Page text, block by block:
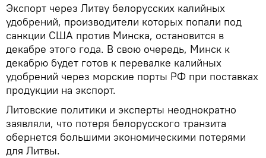
Экспорт через Литву белорусских калийных
удобрений, производители которых попали под
санкции США против Минска, остановится в
декабре этого года. В свою очередь, Минск к
декабрю будет готов к перевалке калийных
удобрений через морские порты РФ при поставках
продукции на экспорт.
Литовские политики и эксперты неоднократно
заявляли, что потеря белорусского транзита
обернется большими экономическими потерями
для Литвы.